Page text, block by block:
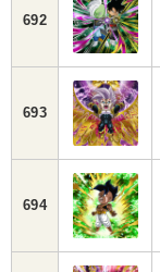
692
693
694